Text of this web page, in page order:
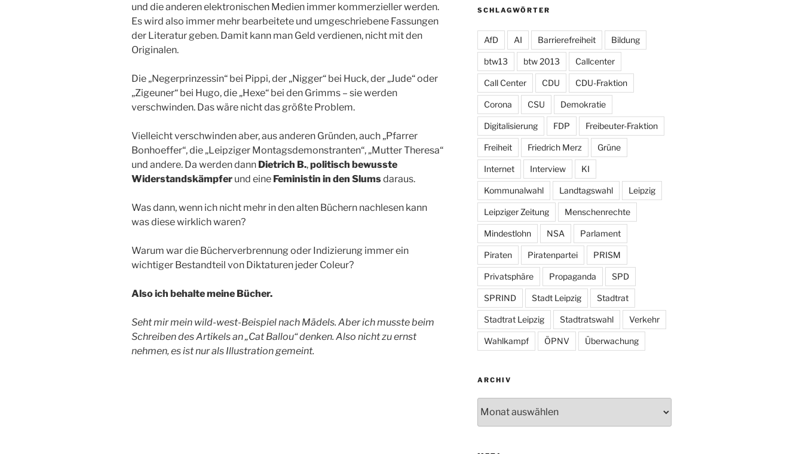
und die anderen elektronischen Medien immer kommerzieller werden.
Es wird also immer mehr bearbeitete und umgeschriebene Fassungen
der Literatur geben. Damit kann man Geld verdienen, nicht mit den
Originalen.
Die „Negerprinzessin“ bei Pippi, der „Nigger“ bei Huck, der „Jude“ oder
„Zigeuner“ bei Hugo, die „Hexe“ bei den Grimms – sie werden
verschwinden. Das wäre nicht das größte Problem.
Vielleicht verschwinden aber, aus anderen Gründen, auch „Pfarrer
Bonhoeffer“, die „Leipziger Montagsdemonstranten“, „Mutter Theresa“
und andere. Da werden dann Dietrich B.,politisch bewusste
Widerstandskämpfer und eine Feministin in den Slumsdaraus.
Was dann, wenn ich nicht mehr in den alten Büchern nachlesen kann
was diese wirklich waren?
Warum war die Bücherverbrennung oder Indizierung immer ein
wichtiger Bestandteil von Diktaturen jeder Coleur?
Also ich behalte meine Bücher.
Seht mir mein wild-west-Beispiel nach Mädels. Aber ich musste beim
Schreiben des Artikels an „Cat Ballou“ denken. Also nicht zu ernst
nehmen, es ist nur als Illustration gemeint.
SCHLAGWÖRTER
AfD AI Barrierefreiheit Bildung
btw13 btw 2013 Callcenter
Call Center CDU CDU-Fraktion
Corona CSU Demokratie
Digitalisierung FDP Freibeuter-Fraktion
Freiheit Friedrich Merz Grüne
Internet Interview KI
Kommunalwahl Landtagswahl Leipzig
Leipziger Zeitung Menschenrechte
Mindestlohn NSA Parlament
Piraten Piratenpartei PRISM
Privatsphäre Propaganda SPD
SPRIND Stadt Leipzig Stadtrat
Stadtrat Leipzig Stadtratswahl Verkehr
Wahlkampf ÖPNV Überwachung
ARCHIV